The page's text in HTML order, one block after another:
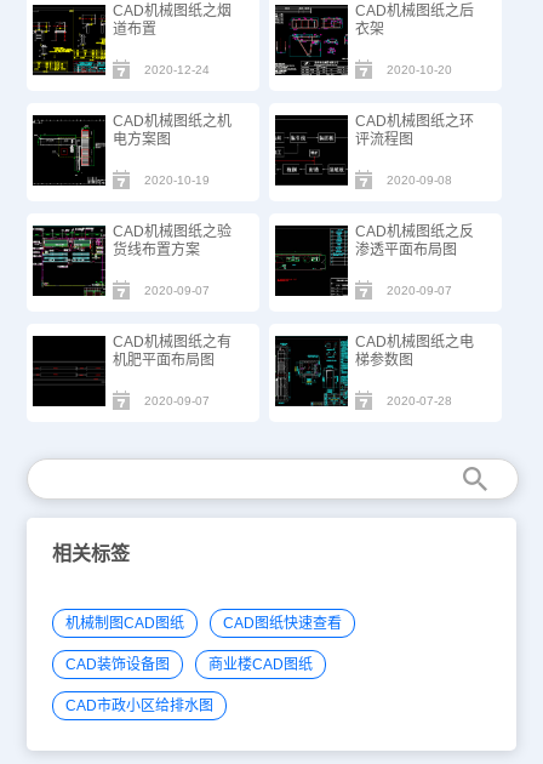
CAD机械图纸之烟
道布置
2020-12-24
CAD机械图纸之后
衣架
2020-10-20
CAD机械图纸之机
电方案图
2020-10-19
CAD机械图纸之环
评流程图
2020-09-08
CAD机械图纸之验
货线布置方案
2020-09-07
CAD机械图纸之反
渗透平面布局图
2020-09-07
CAD机械图纸之有
机肥平面布局图
2020-09-07
CAD机械图纸之电
梯参数图
2020-07-28
相关标签
机械制图CAD图纸 CAD图纸快速查看
CAD装饰设备图 商业楼CAD图纸
CAD市政小区给排水图